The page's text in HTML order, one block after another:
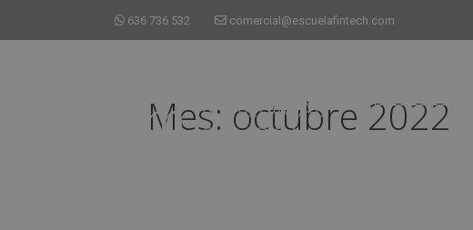
636 736 532 comercial@escuelafintech.com
Mes: octubre 2022